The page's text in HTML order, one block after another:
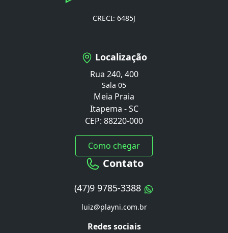
CRECI: 6485J
Localização
Rua 240, 400
Sala 05
Meia Praia
Itapema - SC
CEP: 88220-000
Como chegar
Contato
(47)9 9785-3388
luiz@playni.com.br
Redes sociais